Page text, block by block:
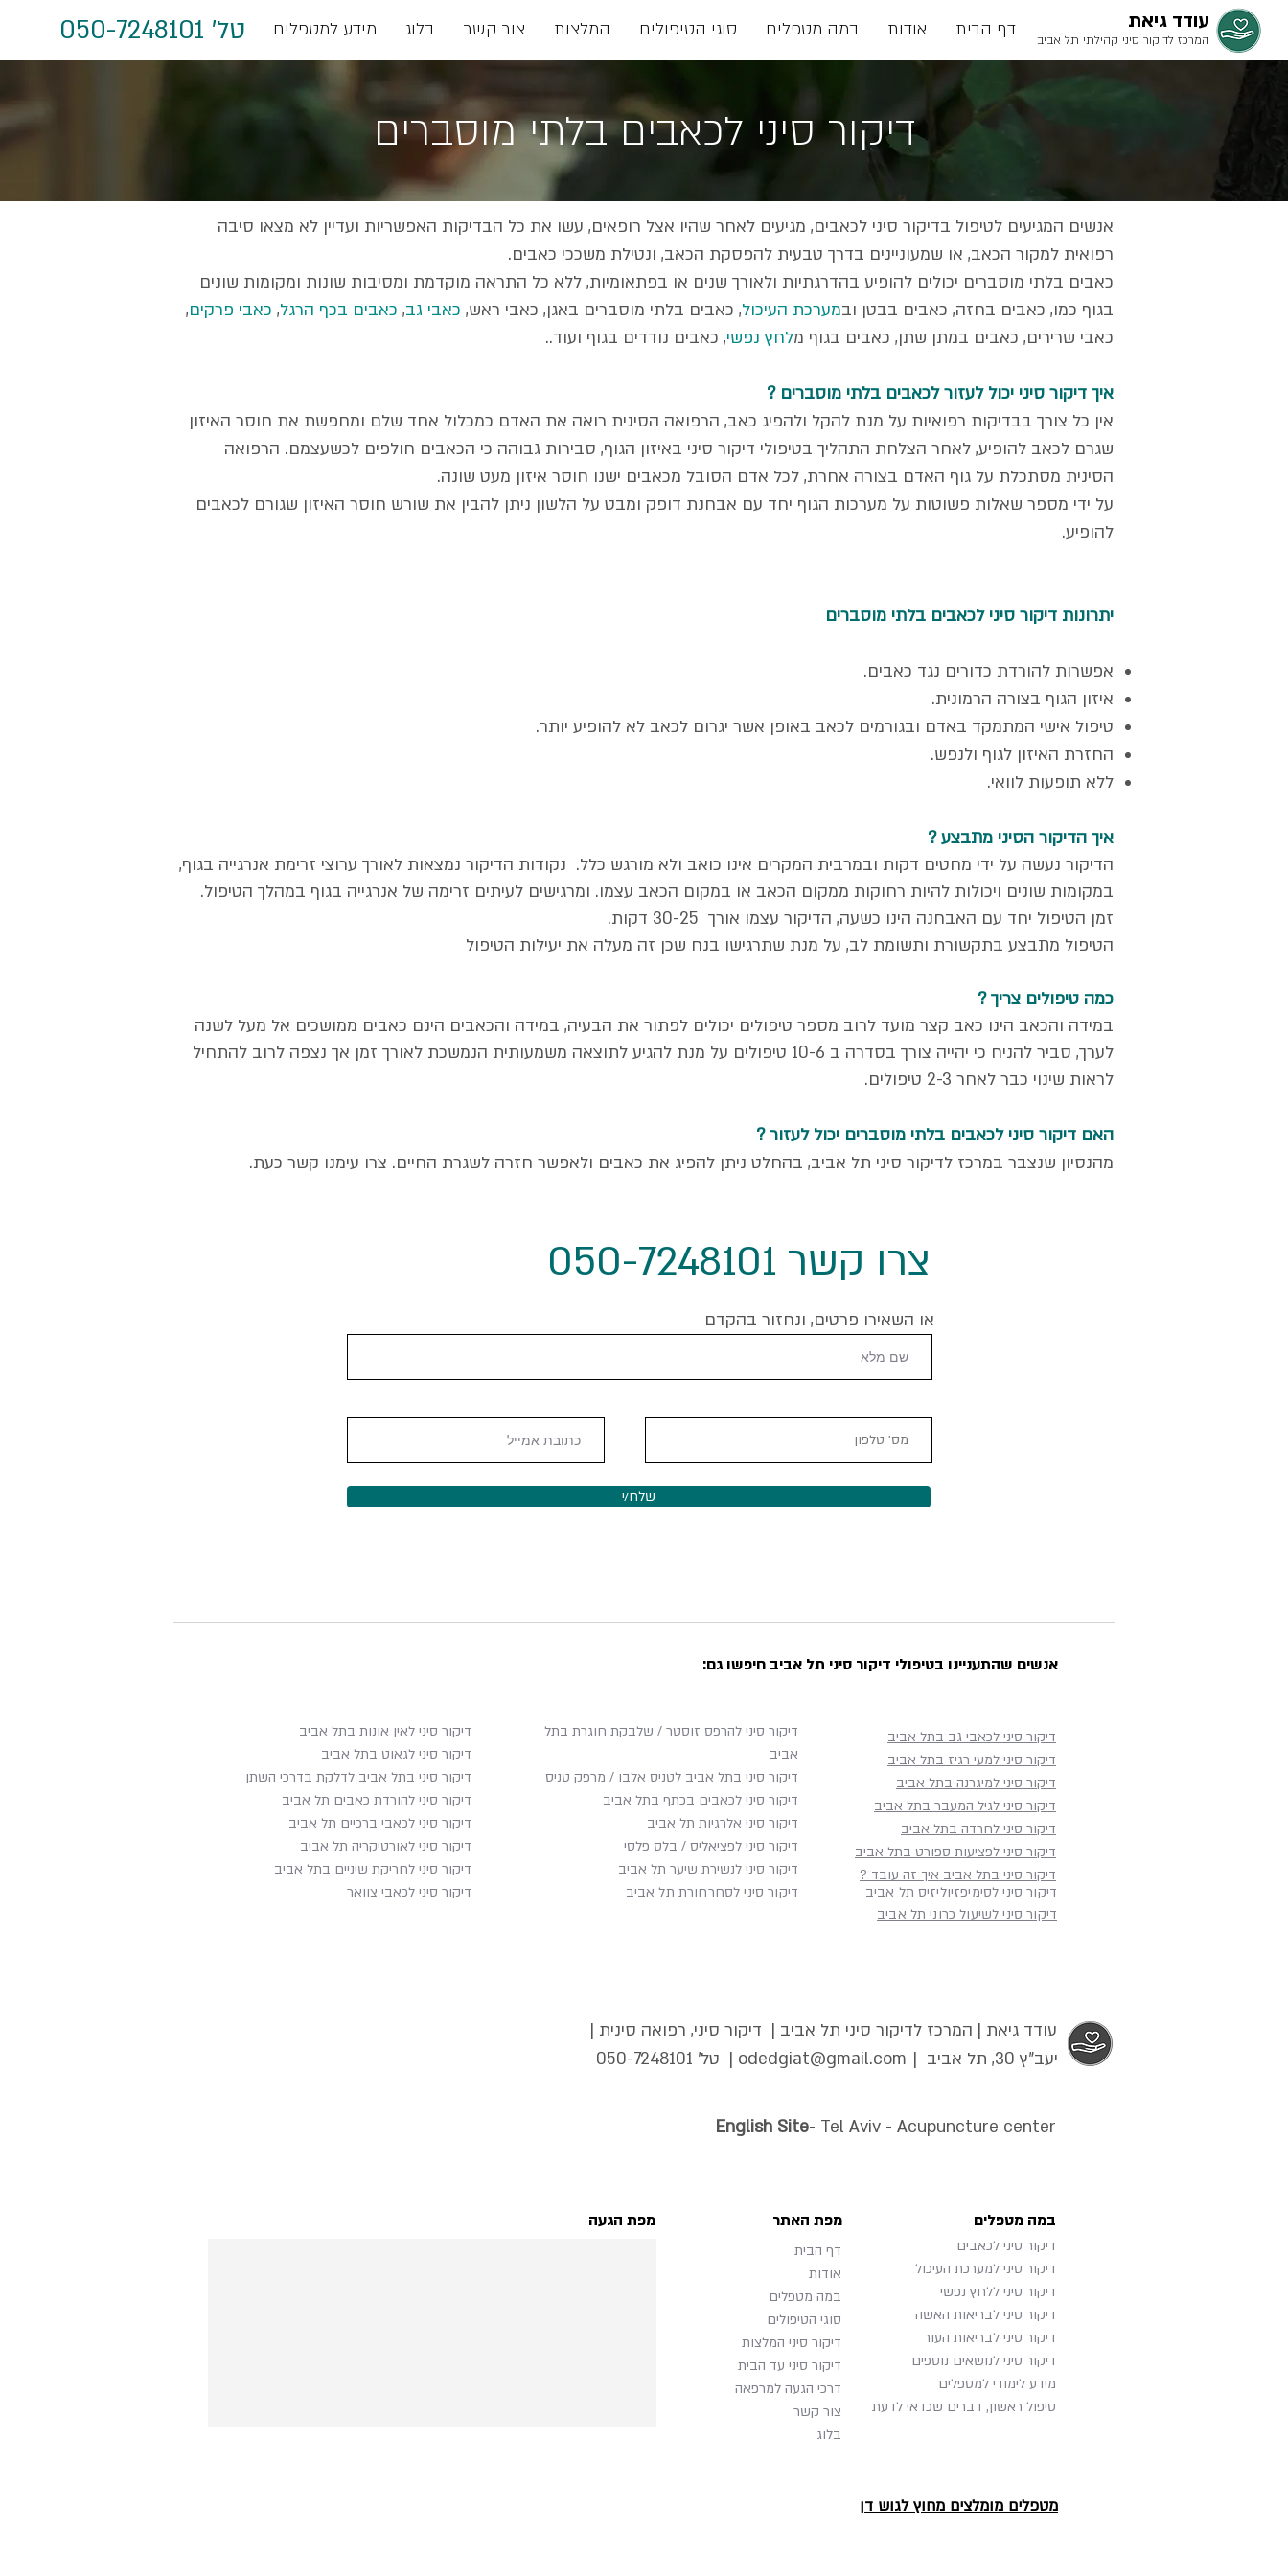
דף הבית אודות במה מטפלים סוגי הטיפולים המלצות צור קשר בלוג מידע למטפלים טל' 050-7248101 עודד גיאת
המרכז לדיקור סיני קהילתי תל אביב
דיקור סיני לכאבים בלתי מוסברים
אנשים המגיעים לטיפול בדיקור סיני לכאבים, מגיעים לאחר שהיו אצל רופאים, עשו את כל הבדיקות האפשריות ועדיין לא מצאו סיבה
רפואית למקור הכאב, או שמעוניינים בדרך טבעית להפסקת הכאב, ונטילת משככי כאבים.
כאבים בלתי מוסברים יכולים להופיע בהדרגתיות ולאורך שנים או בפתאומיות, ללא כל התראה מוקדמת ומסיבות שונות ומקומות שונים
בגוף כמו, כאבים בחזה, כאבים בבטן ובמערכת העיכול, כאבים בלתי מוסברים באגן, כאבי ראש, כאבי גב, כאבים בכף הרגל, כאבי פרקים,
כאבי שרירים, כאבים במתן שתן, כאבים בגוף מלחץ נפשי, כאבים נודדים בגוף ועוד..
איך דיקור סיני יכול לעזור לכאבים בלתי מוסברים ?
אין כל צורך בבדיקות רפואיות על מנת להקל ולהפיג כאב, הרפואה הסינית רואה את האדם כמכלול אחד שלם ומחפשת את חוסר האיזון
שגרם לכאב להופיע, לאחר הצלחת התהליך בטיפולי דיקור סיני באיזון הגוף, סבירות גבוהה כי הכאבים חולפים לכשעצמם. הרפואה
הסינית מסתכלת על גוף האדם בצורה אחרת, לכל אדם הסובל מכאבים ישנו חוסר איזון מעט שונה.
על ידי מספר שאלות פשוטות על מערכות הגוף יחד עם אבחנת דופק ומבט על הלשון ניתן להבין את שורש חוסר האיזון שגורם לכאבים
להופיע.
יתרונות דיקור סיני לכאבים בלתי מוסברים
אפשרות להורדת כדורים נגד כאבים.
איזון הגוף בצורה הרמונית.
טיפול אישי המתמקד באדם ובגורמים לכאב באופן אשר יגרום לכאב לא להופיע יותר.
החזרת האיזון לגוף ולנפש.
ללא תופעות לוואי.
איך הדיקור הסיני מתבצע ?
הדיקור נעשה על ידי מחטים דקות ובמרבית המקרים אינו כואב ולא מורגש כלל. נקודות הדיקור נמצאות לאורך ערוצי זרימת אנרגייה בגוף,
במקומות שונים ויכולות להיות רחוקות ממקום הכאב או במקום הכאב עצמו. ומרגישים לעיתים זרימה של אנרגייה בגוף במהלך הטיפול.
זמן הטיפול יחד עם האבחנה הינו כשעה, הדיקור עצמו אורך 30-25 דקות.
הטיפול מתבצע בתקשורת ותשומת לב, על מנת שתרגישו בנח שכן זה מעלה את יעילות הטיפול
כמה טיפולים צריך ?
במידה והכאב הינו כאב קצר מועד לרוב מספר טיפולים יכולים לפתור את הבעיה, במידה והכאבים הינם כאבים ממושכים אל מעל לשנה
לערך, סביר להניח כי יהייה צורך בסדרה ב 10-6 טיפולים על מנת להגיע לתוצאה משמעותית הנמשכת לאורך זמן אך נצפה לרוב להתחיל
לראות שינוי כבר לאחר 2-3 טיפולים.
האם דיקור סיני לכאבים בלתי מוסברים יכול לעזור ?
מהנסיון שנצבר במרכז לדיקור סיני תל אביב, בהחלט ניתן להפיג את כאבים ולאפשר חזרה לשגרת החיים. צרו עימנו קשר כעת.
צרו קשר 050-7248101
או השאירו פרטים, ונחזור בהקדם
שלח/י
אנשים שהתעניינו בטיפולי דיקור סיני תל אביב חיפשו גם:
דיקור סיני לאין אונות בתל אביב
דיקור סיני לגאוט בתל אביב
דיקור סיני בתל אביב לדלקת בדרכי השתן
דיקור סיני להורדת כאבים תל אביב
דיקור סיני לכאבי ברכיים תל אביב
דיקור סיני לאורטיקריה תל אביב
דיקור סיני לחריקת שיניים בתל אביב
דיקור סיני לכאבי צוואר
דיקור סיני לסחרחורת תל אביב
דיקור סיני להרפס זוסטר / שלבקת חוגרת בתל
אביב
דיקור סיני בתל אביב לטניס אלבו / מרפק טניס
דיקור סיני לכאבים בכתף​ בתל אביב
דיקור סיני אלרגיות תל אביב
דיקור סיני לפציאליס / בלס פלסי
דיקור סיני לנשירת שיער תל אביב
דיקור סיני לסימיפזיוליזיס תל אביב
דיקור סיני לכאבי גב בתל אביב
דיקור סיני למעי רגיז בתל אביב
דיקור סיני למיגרנה בתל אביב
דיקור סיני לגיל המעבר בתל אביב
דיקור סיני לחרדה בתל אביב
דיקור סיני לפציעות ספורט בתל אביב
דיקור סיני בתל אביב איך זה עובד ?
עודד גיאת | המרכז לדיקור סיני תל אביב | דיקור סיני, רפואה סינית |
יעב"ץ 30, תל אביב |
odedgiat@gmail.com | טל' 050-7248101
English Site- Tel Aviv - Acupuncture center
מפת הגעה מפת האתר
דף הבית
אודות
במה מטפלים
סוגי הטיפולים
דיקור סיני המלצות
דיקור סיני עד הבית
דרכי הגעה למרפאה
צור קשר
בלוג
במה מטפלים
דיקור סיני לכאבים
דיקור סיני למערכת העיכול
דיקור סיני ללחץ נפשי
דיקור סיני לבריאות האשה
דיקור סיני לבריאות העור
דיקור סיני לנושאים נוספים
מידע לימודי למטפלים
טיפול ראשון, דברים שכדאי לדעת
מטפלים מומלצים מחוץ לגוש דן
דיקור סיני לשיעול כרוני תל אביב